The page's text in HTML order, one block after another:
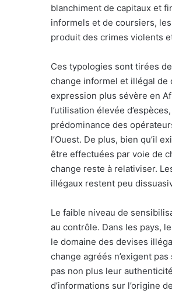
blanchiment de capitaux et
informels et de coursiers,
produit des crimes violents
Ces typologies sont tirées
change informel et illégal de
expression plus sévère en
l’utilisation élevée
prédominance des
l’Ouest. De plus, bien qu’il
être effectuées par voie de
change reste à relativiser.
illégaux restent peu
Le faible niveau de
au contrôle. Dans les pays,
le domaine des devises
change agréés n’exigent
pas non plus leur
d’informations sur l’origine